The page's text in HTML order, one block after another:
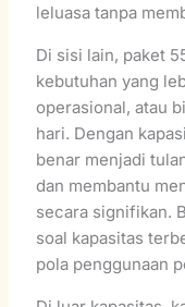
leluasa tanpa
Di sisi lain, paket
kebutuhan yang
operasional, atau
hari. Dengan
benar menjadi
dan membantu
secara signifikan.
soal kapasitas
pola penggunaan